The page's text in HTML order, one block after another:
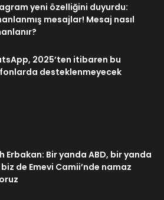
yeni özelliğini duyurdu:
mesajlar! Mesaj nasıl
2025’ten itibaren bu
desteklenmeyecek
Erbakan: Bir yanda ABD, bir yanda
biz de Emevi Camii’nde namaz